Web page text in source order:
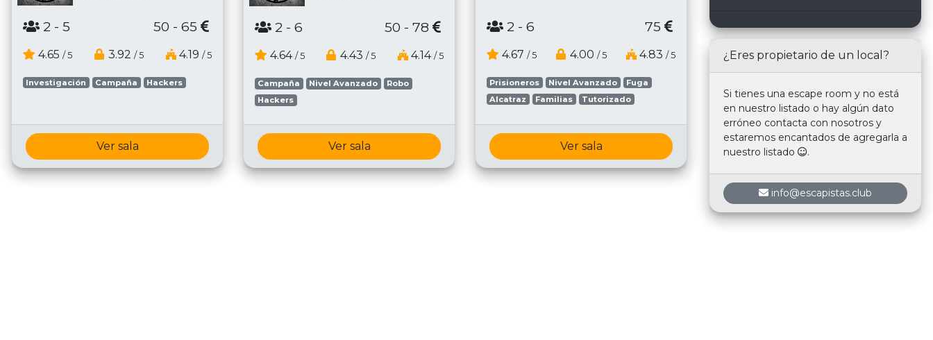
2 - 5 50 - 65
4.65 / 5 3.92 / 5 4.19 / 5
Investigación Campaña Hackers
Ver sala
2 - 6 50 - 78
4.64 / 5 4.43 / 5 4.14 / 5
Campaña Nivel Avanzado
Robo
Hackers
Ver sala
2 - 6 75
4.67 / 5 4.00 / 5 4.83 / 5
Prisioneros Nivel Avanzado
Fuga
Alcatraz
Familias Tutorizado
Ver sala
¿Eres propietario de un local?
Si tienes una escape room y no está
en nuestro listado o hay algún dato
erróneo contacta con nosotros y
estaremos encantados de agregarla a
nuestro listado
.
info@escapistas.club